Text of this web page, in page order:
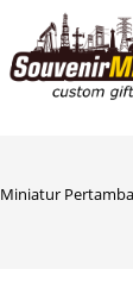
Miniatur